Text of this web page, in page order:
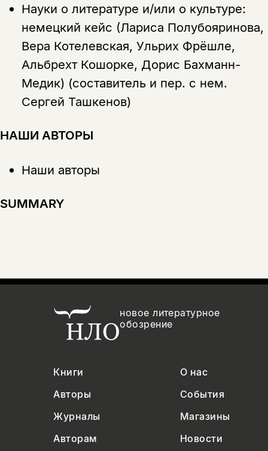
Науки о литературе и/или о культуре:
немецкий кейс (Лариса Полубояринова,
Вера Котелевская, Ульрих Фрёшле,
Альбрехт Кошорке, Дорис Бахманн-
Медик) (составитель и пер. с нем.
Сергей Ташкенов)
НАШИ АВТОРЫ
Наши авторы
SUMMARY
новое литературное
обозрение
Книги
О нас
Авторы
События
Журналы
Магазины
Авторам
Новости